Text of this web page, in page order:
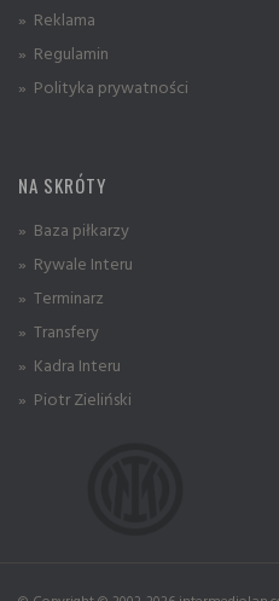
» Reklama
» Regulamin
» Polityka prywatności
NA SKRÓTY
» Baza piłkarzy
» Rywale Interu
» Terminarz
» Transfery
» Kadra Interu
» Piotr Zieliński